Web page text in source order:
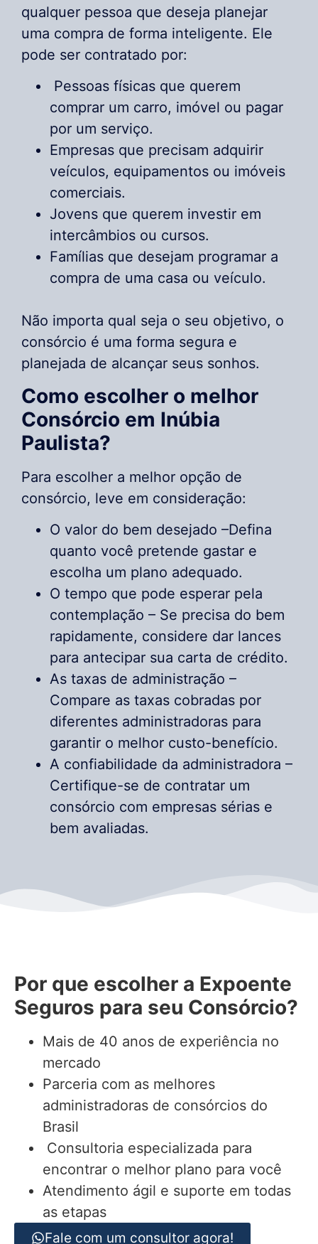
qualquer pessoa que deseja planejar
uma compra de forma inteligente. Ele
pode ser contratado por:
Pessoas físicas que querem
comprar um carro, imóvel ou pagar
por um serviço.
Empresas que precisam adquirir
veículos, equipamentos ou imóveis
comerciais.
Jovens que querem investir em
intercâmbios ou cursos.
Famílias que desejam programar a
compra de uma casa ou veículo.
Não importa qual seja o seu objetivo, o
consórcio é uma forma segura e
planejada de alcançar seus sonhos.
Como escolher o melhor
Consórcio em Inúbia
Paulista?
Para escolher a melhor opção de
consórcio, leve em consideração:
O valor do bem desejado –Defina
quanto você pretende gastar e
escolha um plano adequado.
O tempo que pode esperar pela
contemplação – Se precisa do bem
rapidamente, considere dar lances
para antecipar sua carta de crédito.
As taxas de administração –
Compare as taxas cobradas por
diferentes administradoras para
garantir o melhor custo-benefício.
A confiabilidade da administradora –
Certifique-se de contratar um
consórcio com empresas sérias e
bem avaliadas.
Por que escolher a Expoente
Seguros para seu Consórcio?
Mais de 40 anos de experiência no
mercado
Parceria com as melhores
administradoras de consórcios do
Brasil
Consultoria especializada para
encontrar o melhor plano para você
Atendimento ágil e suporte em todas
as etapas
Fale com um consultor agora!